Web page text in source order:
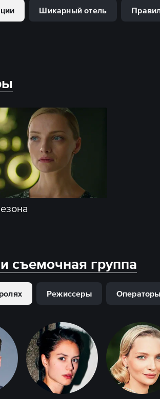
Шикарный отель
съемочная группа
Режиссеры Операторы